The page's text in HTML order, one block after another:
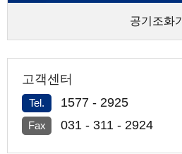
공기조화기
고객센터
Tel. 1577 - 2925
Fax 031 - 311 - 2924